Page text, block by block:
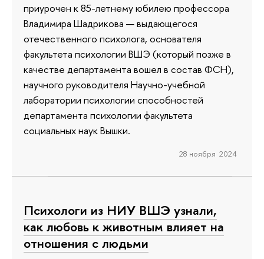
приурочен к 85-летнему юбилею профессора
Владимира Шадрикова — выдающегося
отечественного психолога, основателя
факультета психологии ВШЭ (который позже в
качестве департамента вошел в состав ФСН),
научного руководителя Научно-учебной
лаборатории психологии способностей
департамента психологии факультета
социальных наук Вышки.
28 ноября 2024
Психологи из НИУ ВШЭ узнали,
как любовь к животным влияет на
отношения с людьми